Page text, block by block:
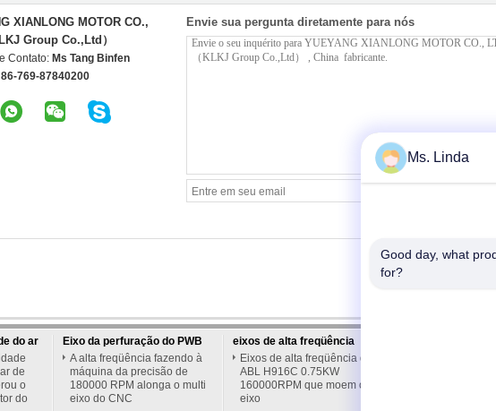
XIANLONG MOTOR CO.,
Group Co.,Ltd）
Contato: Ms Tang Binfen
86-769-87840200
Envie sua pergunta diretamente para nós
do ar
de
o
do
Eixo da perfuração do PWB
A alta freqüência fazendo à
máquina da precisão de
180000 RPM alonga o multi
eixo do CNC
eixos de alta freqüência
Eixos de alta freqüência de
ABL H916C 0.75KW
160000RPM que moem o
eixo
Ms. Linda
Good day, what
for?